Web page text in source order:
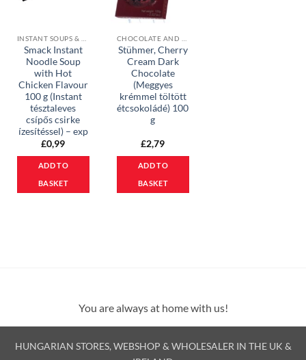
Smack Instant
Noodle Soup
with Hot
Chicken Flavour
100 g (Instant
tésztaleves
csípős csirke
ízesítéssel) – exp
£0,99
ADD TO
BASKET
Stühmer, Cherry
Cream Dark
Chocolate
(Meggyes
krémmel töltött
étcsokoládé) 100
g
£2,79
ADD TO
BASKET
You are always at home with us!
HUNGARIAN STORES, WEBSHOP & WHOLESALER IN THE UK &